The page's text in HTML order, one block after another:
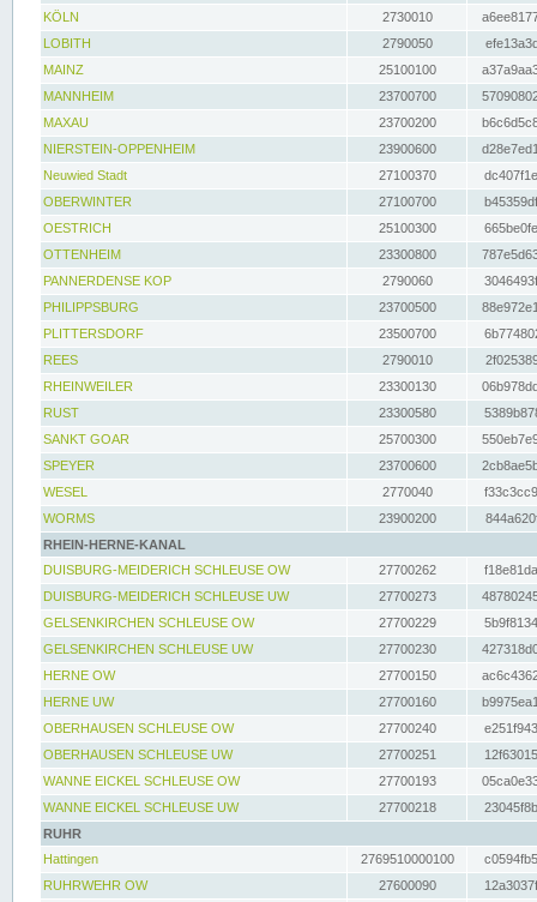
KÖLN
2730010
LOBITH
2790050
MAINZ
25100100
MANNHEIM
23700700
MAXAU
23700200
NIERSTEIN-OPPENHEIM
23900600
Neuwied Stadt
27100370
OBERWINTER
27100700
OESTRICH
25100300
OTTENHEIM
23300800
PANNERDENSE KOP
2790060
PHILIPPSBURG
23700500
PLITTERSDORF
23500700
REES
2790010
RHEINWEILER
23300130
RUST
23300580
SANKT GOAR
25700300
SPEYER
23700600
WESEL
2770040
WORMS
23900200
RHEIN-HERNE-KANAL
DUISBURG-MEIDERICH SCHLEUSE OW
27700262
DUISBURG-MEIDERICH SCHLEUSE UW
27700273
GELSENKIRCHEN SCHLEUSE OW
27700229
GELSENKIRCHEN SCHLEUSE UW
27700230
HERNE OW
27700150
HERNE UW
27700160
OBERHAUSEN SCHLEUSE OW
27700240
OBERHAUSEN SCHLEUSE UW
27700251
WANNE EICKEL SCHLEUSE OW
27700193
WANNE EICKEL SCHLEUSE UW
27700218
RUHR
Hattingen
2769510000100
RUHRWEHR OW
27600090